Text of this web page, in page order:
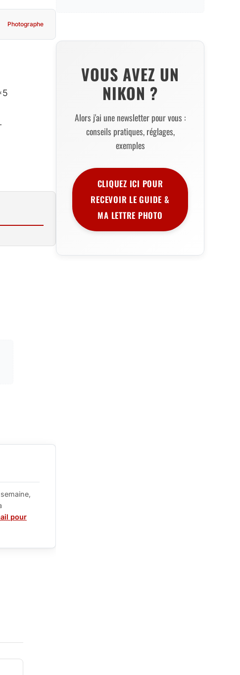
Photographe
pour
VOUS AVEZ UN
NIKON ?
Alors j'ai une newsletter pour vous :
conseils pratiques, réglages,
exemples
CLIQUEZ ICI POUR
RECEVOIR LE GUIDE &
MA LETTRE PHOTO